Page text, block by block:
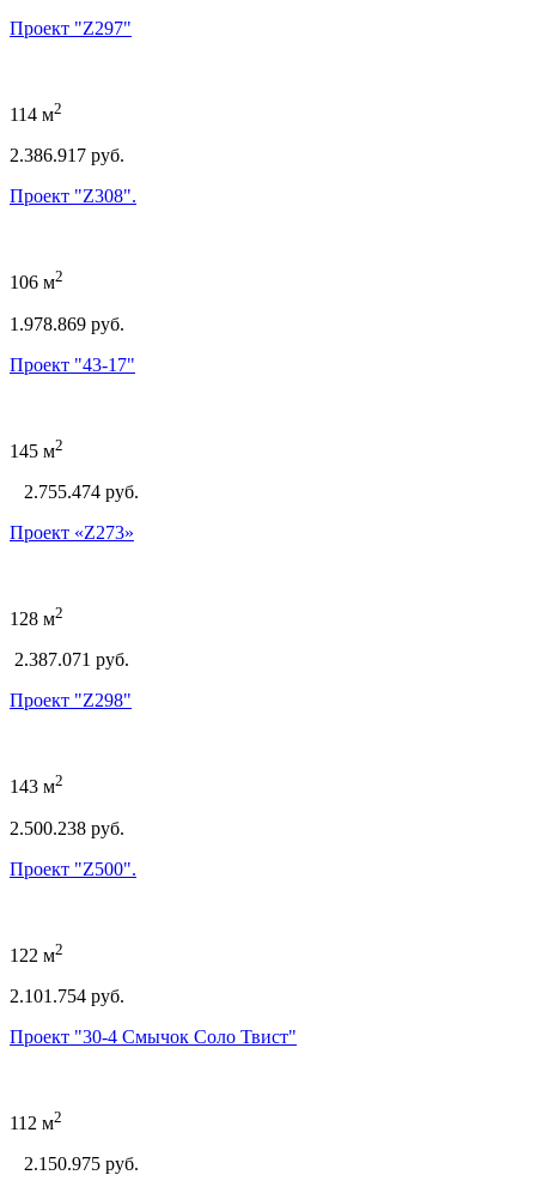
Проект "Z297"
114 м2
2.386.917 руб.
Проект "Z308".
106 м2
1.978.869 руб.
Проект "43-17"
145 м2
2.755.474 руб.
Проект «Z273»
128 м2
2.387.071 руб.
Проект "Z298"
143 м2
2.500.238 руб.
Проект "Z500".
122 м2
2.101.754 руб.
Проект "30-4 Смычок Соло Твист"
112 м2
2.150.975 руб.